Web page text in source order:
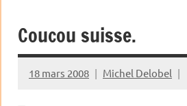
Coucou suisse.
18 mars 2008 Michel Delobel